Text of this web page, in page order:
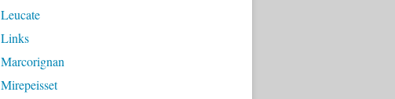
Leucate
Links
Marcorignan
Mirepeisset